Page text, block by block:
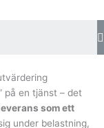
på en tjänst – det
som ett
under belastning,